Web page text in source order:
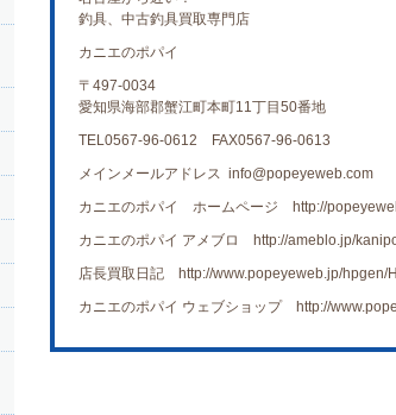
釣具、中古釣具買取専門店
カニエのポパイ
〒497-0034
愛知県海部郡蟹江町本町11丁目50番地
TEL0567-96-0612 FAX0567-96-0613
メインメールアドレス info@popeyeweb.com
カニエのポパイ ホームページ http://
カニエのポパイ アメブロ http://ameblo.jp/
店長買取日記 http://www.popeyeweb.jp/hpgen/
カニエのポパイ ウェブショップ http://